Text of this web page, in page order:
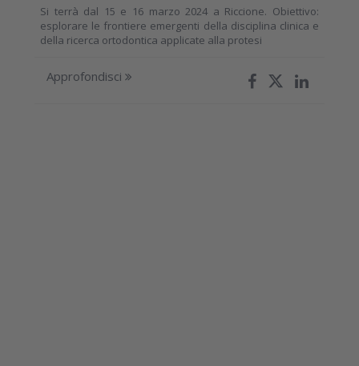
Si terrà dal 15 e 16 marzo 2024 a Riccione. Obiettivo:
esplorare le frontiere emergenti della disciplina clinica e
della ricerca ortodontica applicate alla protesi
Approfondisci